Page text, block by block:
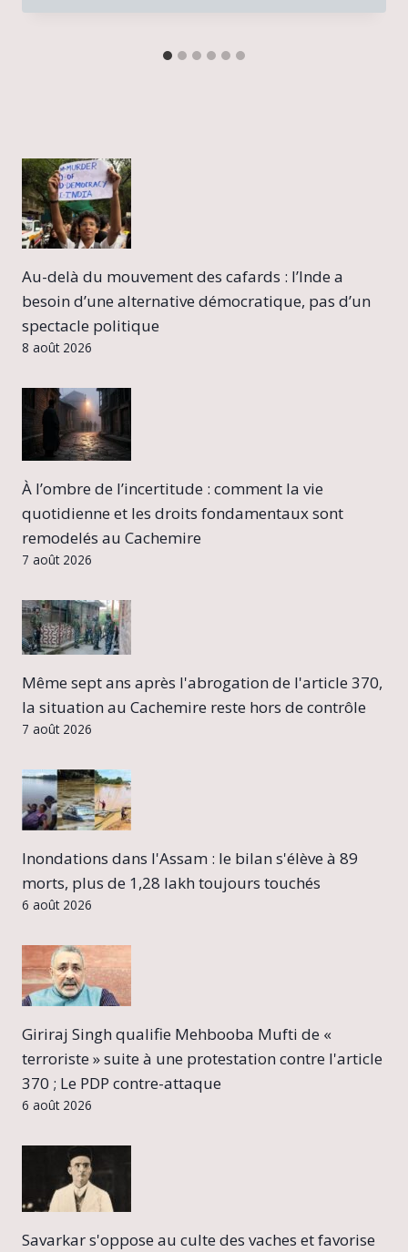
Au-delà du mouvement des cafards : l’Inde a
besoin d’une alternative démocratique, pas d’un
spectacle politique
8 août 2026
À l’ombre de l’incertitude : comment la vie
quotidienne et les droits fondamentaux sont
remodelés au Cachemire
7 août 2026
Même sept ans après l'abrogation de l'article 370,
la situation au Cachemire reste hors de contrôle
7 août 2026
Inondations dans l'Assam : le bilan s'élève à 89
morts, plus de 1,28 lakh toujours touchés
6 août 2026
Giriraj Singh qualifie Mehbooba Mufti de «
terroriste » suite à une protestation contre l'article
370 ; Le PDP contre-attaque
6 août 2026
Savarkar s'oppose au culte des vaches et favorise